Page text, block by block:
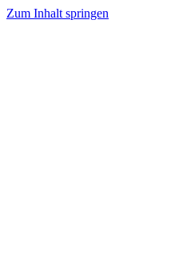
Zum Inhalt springen